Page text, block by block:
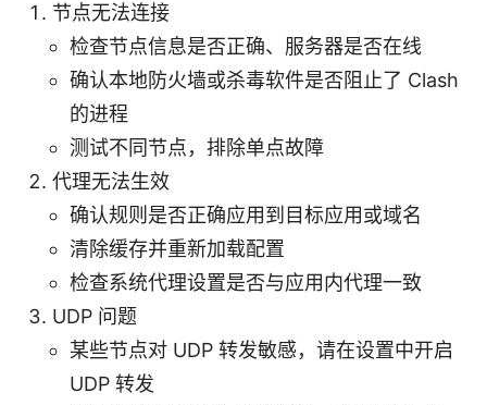
节点无法连接
检查节点信息是否正确、服务器是否在线
确认本地防火墙或杀毒软件是否阻止了 Clash
的进程
测试不同节点，排除单点故障
代理无法生效
确认规则是否正确应用到目标应用或域名
清除缓存并重新加载配置
检查系统代理设置是否与应用内代理一致
UDP 问题
某些节点对 UDP 转发敏感，请在设置中开启
UDP 转发